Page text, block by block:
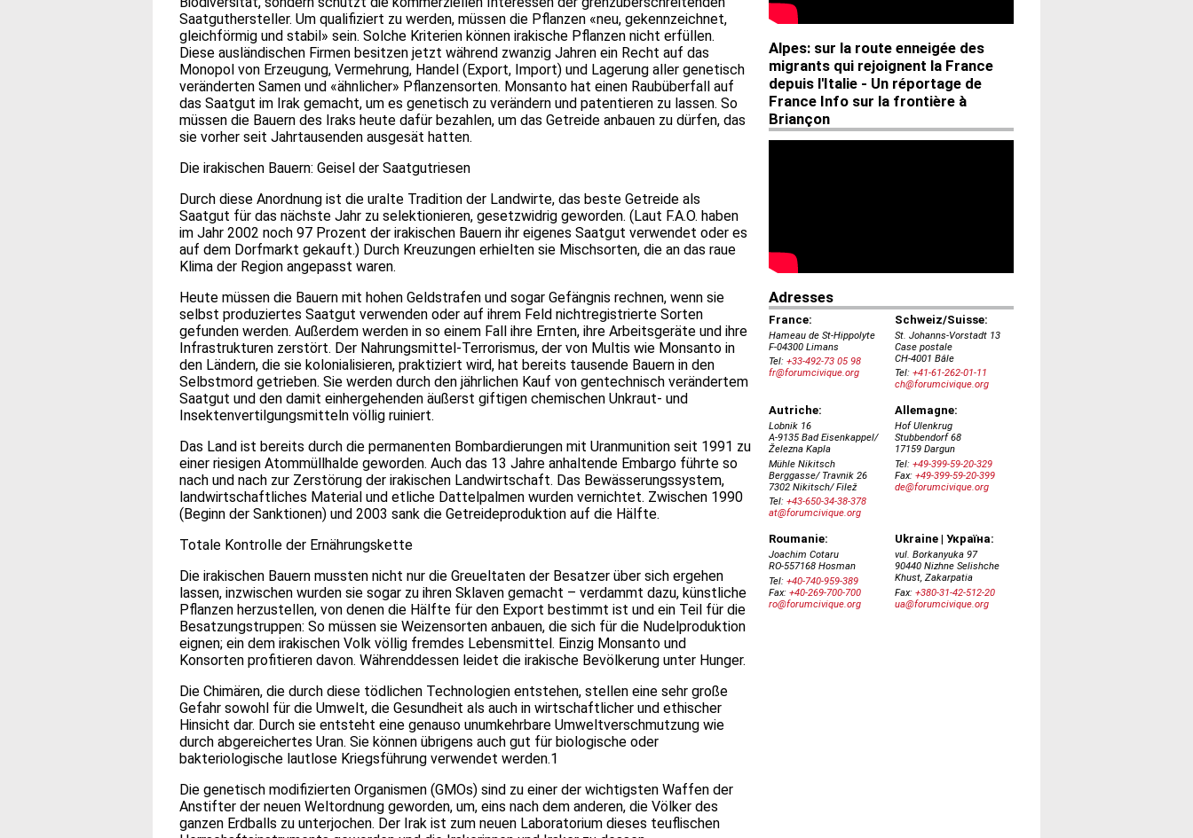
Saatguthersteller. Um qualifiziert zu werden, müssen die Pflanzen «neu, gekennzeichnet,
gleichförmig und stabil» sein. Solche Kriterien können irakische Pflanzen nicht erfüllen.
Diese ausländischen Firmen besitzen jetzt während zwanzig Jahren ein Recht auf das
Monopol von Erzeugung, Vermehrung, Handel (Export, Import) und Lagerung aller genetisch
veränderten Samen und «ähnlicher» Pflanzensorten. Monsanto hat einen Raubüberfall auf
das Saatgut im Irak gemacht, um es genetisch zu verändern und patentieren zu lassen. So
müssen die Bauern des Iraks heute dafür bezahlen, um das Getreide anbauen zu dürfen, das
sie vorher seit Jahrtausenden ausgesät hatten.
Die irakischen Bauern: Geisel der Saatgutriesen
Durch diese Anordnung ist die uralte Tradition der Landwirte, das beste Getreide als
Saatgut für das nächste Jahr zu selektionieren, gesetzwidrig geworden. (Laut F.A.O. haben
im Jahr 2002 noch 97 Prozent der irakischen Bauern ihr eigenes Saatgut verwendet oder es
auf dem Dorfmarkt gekauft.) Durch Kreuzungen erhielten sie Mischsorten, die an das raue
Klima der Region angepasst waren.
Heute müssen die Bauern mit hohen Geldstrafen und sogar Gefängnis rechnen, wenn sie
selbst produziertes Saatgut verwenden oder auf ihrem Feld nichtregistrierte Sorten
gefunden werden. Außerdem werden in so einem Fall ihre Ernten, ihre Arbeitsgeräte und ihre
Infrastrukturen zerstört. Der Nahrungsmittel-Terrorismus, der von Multis wie Monsanto in
den Ländern, die sie kolonialisieren, praktiziert wird, hat bereits tausende Bauern in den
Selbstmord getrieben. Sie werden durch den jährlichen Kauf von gentechnisch verändertem
Saatgut und den damit einhergehenden äußerst giftigen chemischen Unkraut- und
Insektenvertilgungsmitteln völlig ruiniert.
Das Land ist bereits durch die permanenten Bombardierungen mit Uranmunition seit 1991 zu
einer riesigen Atommüllhalde geworden. Auch das 13 Jahre anhaltende Embargo führte so
nach und nach zur Zerstörung der irakischen Landwirtschaft. Das Bewässerungssystem,
landwirtschaftliches Material und etliche Dattelpalmen wurden vernichtet. Zwischen 1990
(Beginn der Sanktionen) und 2003 sank die Getreideproduktion auf die Hälfte.
Totale Kontrolle der Ernährungskette
Die irakischen Bauern mussten nicht nur die Greueltaten der Besatzer über sich ergehen
lassen, inzwischen wurden sie sogar zu ihren Sklaven gemacht – verdammt dazu, künstliche
Pflanzen herzustellen, von denen die Hälfte für den Export bestimmt ist und ein Teil für die
Besatzungstruppen: So müssen sie Weizensorten anbauen, die sich für die Nudelproduktion
eignen; ein dem irakischen Volk völlig fremdes Lebensmittel. Einzig Monsanto und
Konsorten profitieren davon. Währenddessen leidet die irakische Bevölkerung unter Hunger.
Die Chimären, die durch diese tödlichen Technologien entstehen, stellen eine sehr große
Gefahr sowohl für die Umwelt, die Gesundheit als auch in wirtschaftlicher und ethischer
Hinsicht dar. Durch sie entsteht eine genauso unumkehrbare Umweltverschmutzung wie
durch abgereichertes Uran. Sie können übrigens auch gut für biologische oder
bakteriologische lautlose Kriegsführung verwendet werden.1
Die genetisch modifizierten Organismen (GMOs) sind zu einer der wichtigsten Waffen der
Anstifter der neuen Weltordnung geworden, um, eins nach dem anderen, die Völker des
ganzen Erdballs zu unterjochen. Der Irak ist zum neuen Laboratorium dieses teuflischen